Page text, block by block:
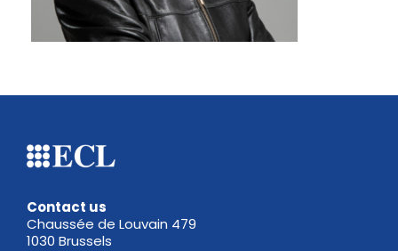
Contact us
Chaussée de Louvain 479
1030 Brussels